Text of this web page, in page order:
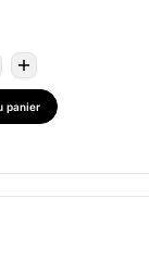
panier